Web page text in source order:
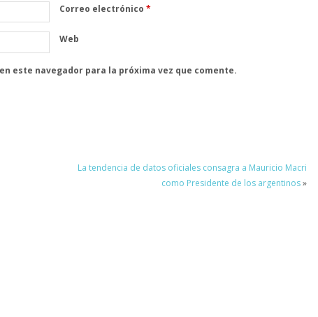
Correo electrónico *
Web
este navegador para la próxima vez que comente.
La tendencia de datos oficiales consagra a Mauricio Macri
como Presidente de los argentinos»